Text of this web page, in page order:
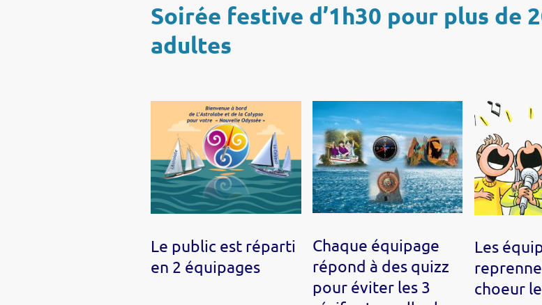
Soirée festive d’1h30 pour plus de
adultes
Le public est réparti
en 2 équipages
Chaque équipage
répond à des quizz
pour éviter les 3
Les
choeur